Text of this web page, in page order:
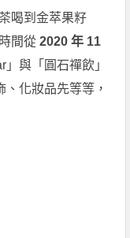
喝到金萃果籽
間從2020 年 11
」與「圓石禪飲」
化妝品先等等，